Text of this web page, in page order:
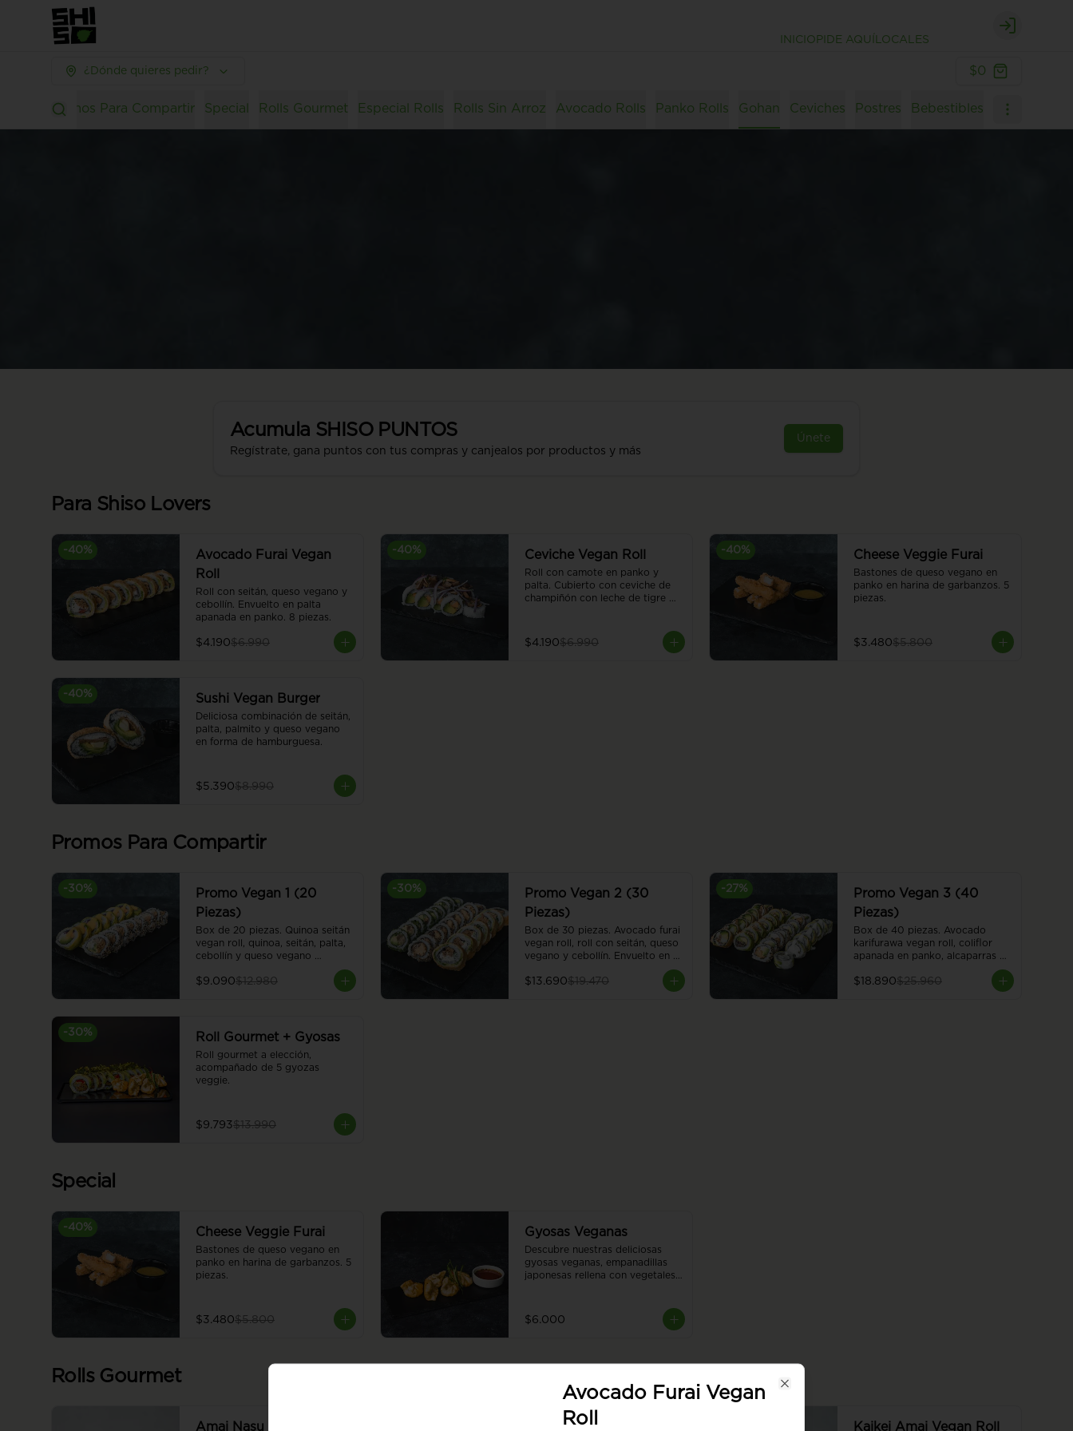
INICIO PIDE AQUÍ LOCALES
Login
¿Dónde quieres pedir? $0
Promos Para Compartir Special Rolls Gourmet Especial Rolls Rolls Sin Arroz Avocado Rolls Panko Rolls Gohan Ceviches Postres Bebestibles
Acumula SHISO PUNTOS
Regístrate, gana puntos con tus compras y canjealos por productos y más
Únete
Para Shiso Lovers
-40%
Avocado Furai Vegan
Roll
Roll con seitán, queso vegano y
cebollín. Envuelto en palta
apanada en panko. 8 piezas.
$4.190$6.990
-40% Ceviche Vegan Roll
Roll con camote en panko y
palta. Cubierto con ceviche de
champiñón con leche de tigre
$4.190$6.990
-40% Cheese Veggie Furai
Bastones de queso vegano en
panko en harina de garbanzos. 5
piezas.
$3.480$5.800
-40% Sushi Vegan Burger
Deliciosa combinación de seitán,
palta, palmito y queso vegano
en forma de hamburguesa.
$5.390$8.990
Promos Para Compartir
-30%
Promo Vegan 1 (20
Piezas)
Box de 20 piezas. Quinoa seitán
vegan roll, quinoa, seitán, palta,
cebollín y queso vegano
honey vegan roll, camote en
honey vegana.
$9.090$12.980
-30%
Promo Vegan 2 (30
Piezas)
Box de 30 piezas. Avocado furai
vegan roll, roll con seitán, queso
vegano y cebollín. Envuelto en
furai vegan roll, berenjena
$13.690$19.470
-27%
Promo Vegan 3 (40
Piezas)
Box de 40 piezas. Avocado
karifurawa vegan roll, coliflor
apanada en panko, alcaparras y
queso vegano, envuelto en palta.
Cubierto con salsa acevichada
vegana. Hummus furai vegan roll,
$18.890$25.960
-30% Roll Gourmet + Gyosas
Roll gourmet a elección,
acompañado de 5 gyozas
veggie.
$9.793$13.990
Special
-40% Cheese Veggie Furai
Bastones de queso vegano en
panko en harina de garbanzos. 5
piezas.
$3.480$5.800
Gyosas Veganas
Descubre nuestras deliciosas
gyosas veganas, empanadillas
japonesas rellena con vegetales
$6.000
Rolls Gourmet
Amai Nasu Vegan Roll Chimi Vegan Roll Kaikei Amai Vegan Roll
Avocado Furai Vegan
Roll